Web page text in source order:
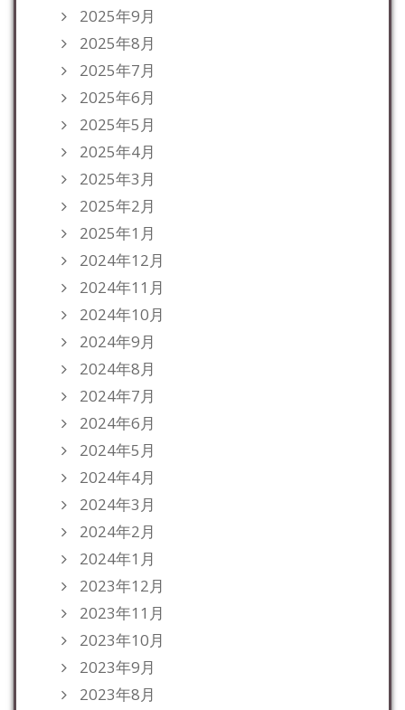
2025年9月
2025年8月
2025年7月
2025年6月
2025年5月
2025年4月
2025年3月
2025年2月
2025年1月
2024年12月
2024年11月
2024年10月
2024年9月
2024年8月
2024年7月
2024年6月
2024年5月
2024年4月
2024年3月
2024年2月
2024年1月
2023年12月
2023年11月
2023年10月
2023年9月
2023年8月